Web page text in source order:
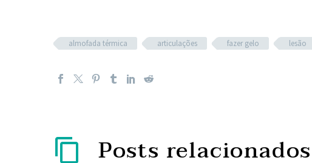
almofada térmica articulações fazer gelo lesão
Posts relacionados